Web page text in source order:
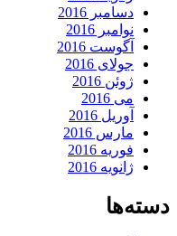
دسامبر 2016
نوامبر 2016
آگوست 2016
جولای 2016
ژوئن 2016
می 2016
آوریل 2016
مارس 2016
فوریه 2016
ژانویه 2016
دسته‌ها